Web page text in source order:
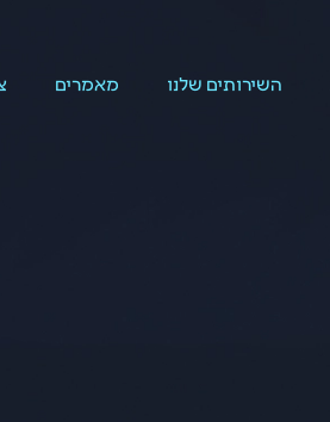
השירותים שלנו מאמרים